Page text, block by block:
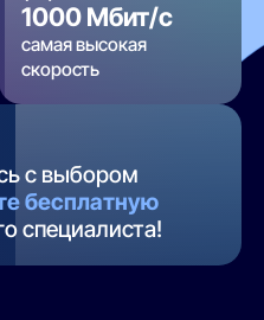
1000 Мбит/с
самая высокая
скорость
с выбором
бесплатную
специалиста!